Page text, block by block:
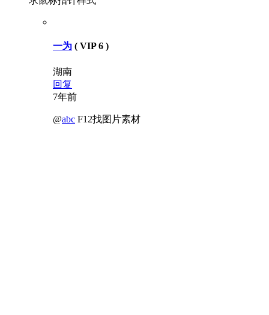
一为 ( VIP 6 )
湖南
回复
7年前
@abc F12找图片素材